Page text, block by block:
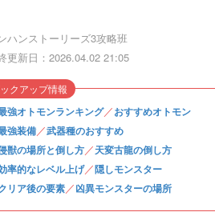
ハンストーリーズ3攻略班
更新日：2026.04.02 21:05
強オトモンランキング／おすすめオトモン
強装備／武器種のおすすめ
獣の場所と倒し方／天変古龍の倒し方
率的なレベル上げ／隠しモンスター
リア後の要素／凶異モンスターの場所
クアップ情報